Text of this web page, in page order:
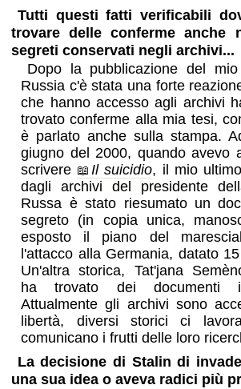
Tutti questi fatti verificabili
trovare delle conferme anche
segreti conservati negli archivi...
Dopo la pubblicazione del
Russia c'è stata una forte
che hanno accesso agli archivi
trovato conferme alla mia tesi,
è parlato anche sulla stampa.
giugno del 2000, quando avevo
scrivere
Il suicidio, il mio
dagli archivi del presidente
Russa è stato riesumato un
segreto (in copia unica,
esposto il piano del
l'attacco alla Germania, datato
Un'altra storica, Tat'jana
ha trovato dei documenti
Attualmente gli archivi sono
libertà, diversi storici ci
comunicano i frutti delle loro
La decisione di Stalin di
una sua idea o aveva radici più